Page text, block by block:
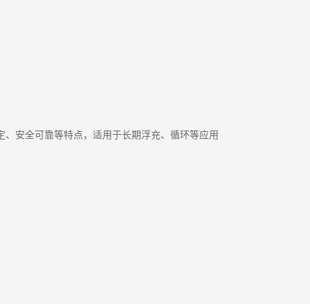
安全可靠等特点，适用于长期浮充、循环等应用